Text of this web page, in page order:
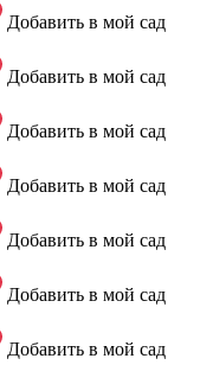
Добавить в мой сад
Добавить в мой сад
Добавить в мой сад
Добавить в мой сад
Добавить в мой сад
Добавить в мой сад
Добавить в мой сад